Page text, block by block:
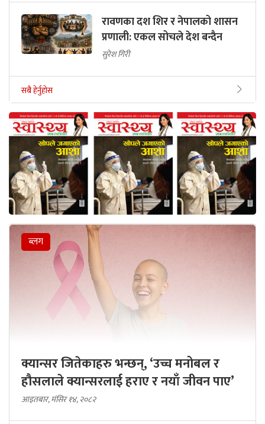
रावणका दश शिर र नेपालको शासन
प्रणाली: एकल सोचले देश बन्दैन
सुरेश गिरी
सबै हेर्नुहोस
ब्लग
क्यान्सर जितेकाहरु भन्छन्, ‘उच्च मनोबल र
हौसलाले क्यान्सरलाई हराए र नयाँ जीवन पाए’
आइतबार, मंसिर १४, २०८२